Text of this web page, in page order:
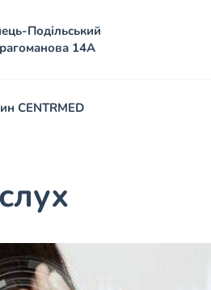
Подільський
14А
CENTRMED